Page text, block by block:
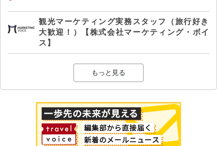
観光マーケティング実務スタッフ（旅行好き
大歓迎！）【株式会社マーケティング・ボイ
ス】
もっと見る